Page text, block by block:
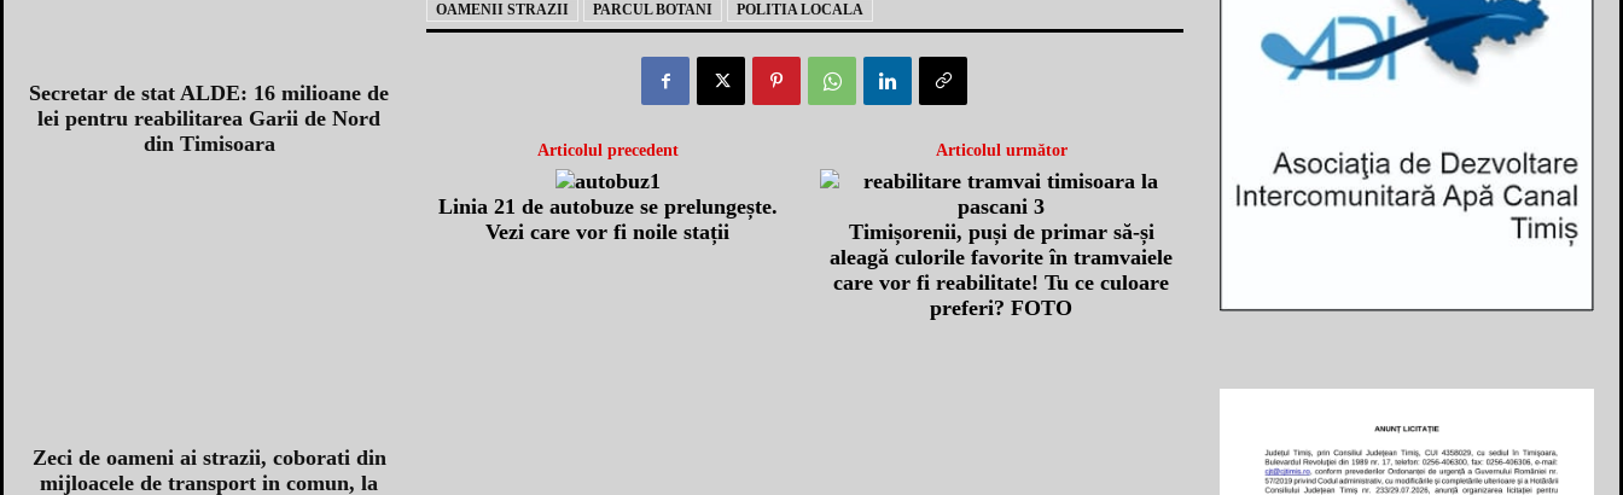
Secretar de stat ALDE: 16 milioane de
lei pentru reabilitarea Garii de Nord
din Timisoara
Zeci de oameni ai strazii, coborati din
mijloacele de transport in comun, la
OAMENII STRAZII
PARCUL BOTANI POLITIA LOCALA
Articolul precedent
Linia 21 de autobuze se prelungește.
Vezi care vor fi noile stații
Articolul următor
Timișorenii, puși de primar să-și
aleagă culorile favorite în tramvaiele
care vor fi reabilitate! Tu ce culoare
preferi? FOTO